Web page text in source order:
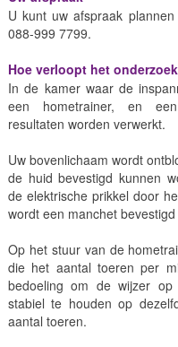
U kunt uw afspraak
088-999 7799.
Hoe verloopt het
In de kamer waar de
een hometrainer, en
resultaten worden verwerkt.
Uw bovenlichaam wordt
de huid bevestigd kunnen
de elektrische prikkel door
wordt een manchet
Op het stuur van de
die het aantal toeren per
bedoeling om de wijzer
stabiel te houden op
aantal toeren.